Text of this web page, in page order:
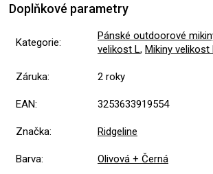
Doplňkové parametry
Kategorie:
Pánské outdoorové
velikost L, Mikiny velikost
Záruka: 2 roky
EAN: 3253633919554
Značka: Ridgeline
Barva: Olivová + Černá